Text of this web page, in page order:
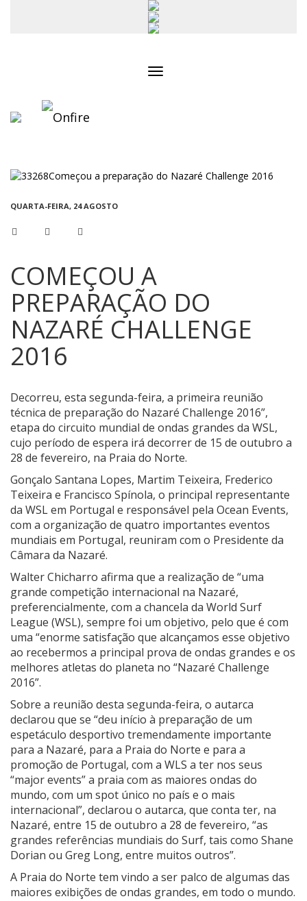
QUARTA-FEIRA, 24 AGOSTO
COMEÇOU A
PREPARAÇÃO DO
NAZARÉ CHALLENGE
2016
Decorreu, esta segunda-feira, a primeira reunião
técnica de preparação do Nazaré Challenge 2016”,
etapa do circuito mundial de ondas grandes da WSL,
cujo período de espera irá decorrer de 15 de outubro a
28 de fevereiro, na Praia do Norte.
Gonçalo Santana Lopes, Martim Teixeira, Frederico
Teixeira e Francisco Spínola, o principal representante
da WSL em Portugal e responsável pela Ocean Events,
com a organização de quatro importantes eventos
mundiais em Portugal, reuniram com o Presidente da
Câmara da Nazaré.
Walter Chicharro afirma que a realização de “uma
grande competição internacional na Nazaré,
preferencialmente, com a chancela da World Surf
League (WSL), sempre foi um objetivo, pelo que é com
uma “enorme satisfação que alcançamos esse objetivo
ao recebermos a principal prova de ondas grandes e os
melhores atletas do planeta no “Nazaré Challenge
2016”.
Sobre a reunião desta segunda-feira, o autarca
declarou que se “deu início à preparação de um
espetáculo desportivo tremendamente importante
para a Nazaré, para a Praia do Norte e para a
promoção de Portugal, com a WLS a ter nos seus
“major events” a praia com as maiores ondas do
mundo, com um spot único no país e o mais
internacional”, declarou o autarca, que conta ter, na
Nazaré, entre 15 de outubro a 28 de fevereiro, “as
grandes referências mundiais do Surf, tais como Shane
Dorian ou Greg Long, entre muitos outros”.
A Praia do Norte tem vindo a ser palco de algumas das
maiores exibições de ondas grandes, em todo o mundo.